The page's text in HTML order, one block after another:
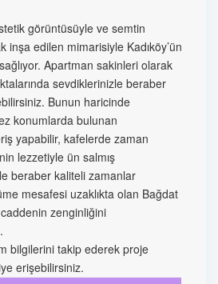
görüntüsüyle ve semtin
inşa edilen mimarisiyle Kadıköy’ün
Apartman sakinleri olarak
sevdiklerinizle beraber
Bunun haricinde
konumlarda bulunan
yapabilir, kafelerde zaman
lezzetiyle ün salmış
beraber kaliteli zamanlar
mesafesi uzaklıkta olan Bağdat
zenginliğini
bilgilerini takip ederek proje
erişebilirsiniz.